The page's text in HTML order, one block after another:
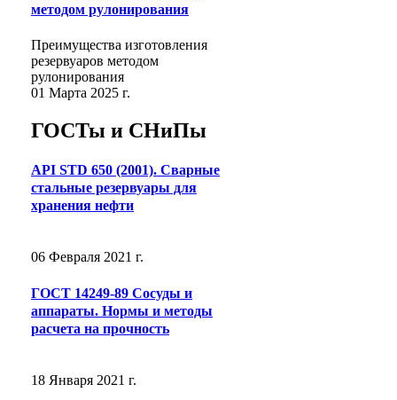
методом рулонирования
Преимущества изготовления
резервуаров методом
рулонирования
01 Марта 2025 г.
ГОСТы и СНиПы
API STD 650 (2001). Сварные
стальные резервуары для
хранения нефти
06 Февраля 2021 г.
ГОСТ 14249-89 Сосуды и
аппараты. Нормы и методы
расчета на прочность
18 Января 2021 г.